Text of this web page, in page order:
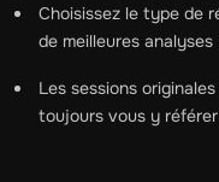
Choisissez le type de
de meilleures analyses
Les sessions
toujours vous y référer